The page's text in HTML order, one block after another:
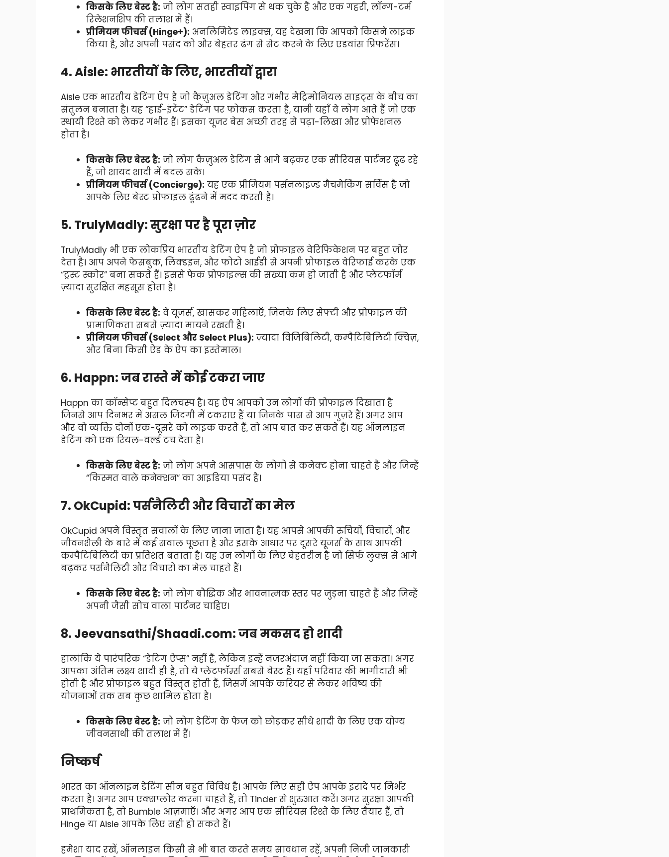
किसके लिए बेस्ट है: जो लोग सतही स्वाइपिंग से थक चुके हैं और एक गहरी, लॉन्ग-टर्म
रिलेशनशिप की तलाश में हैं।
प्रीमियम फीचर्स (Hinge+): अनलिमिटेड लाइक्स, यह देखना कि आपको किसने लाइक
किया है, और अपनी पसंद को और बेहतर ढंग से सेट करने के लिए एडवांस प्रिफरेंस।
4. Aisle: भारतीयों के लिए, भारतीयों द्वारा
Aisle एक भारतीय डेटिंग ऐप है जो कैज़ुअल डेटिंग और गंभीर मैट्रिमोनियल साइट्स के बीच का
संतुलन बनाता है। यह “हाई-इंटेंट” डेटिंग पर फोकस करता है, यानी यहाँ वे लोग आते हैं जो एक
स्थायी रिश्ते को लेकर गंभीर हैं। इसका यूजर बेस अच्छी तरह से पढ़ा-लिखा और प्रोफेशनल
होता है।
किसके लिए बेस्ट है: जो लोग कैज़ुअल डेटिंग से आगे बढ़कर एक सीरियस पार्टनर ढूंढ रहे
हैं, जो शायद शादी में बदल सके।
प्रीमियम फीचर्स (Concierge): यह एक प्रीमियम पर्सनलाइज्ड मैचमेकिंग सर्विस है जो
आपके लिए बेस्ट प्रोफाइल ढूंढने में मदद करती है।
5. TrulyMadly: सुरक्षा पर है पूरा ज़ोर
TrulyMadly भी एक लोकप्रिय भारतीय डेटिंग ऐप है जो प्रोफाइल वेरिफिकेशन पर बहुत ज़ोर
देता है। आप अपने फेसबुक, लिंक्डइन, और फोटो आईडी से अपनी प्रोफाइल वेरिफाई करके एक
“ट्रस्ट स्कोर” बना सकते हैं। इससे फेक प्रोफाइल्स की संख्या कम हो जाती है और प्लेटफॉर्म
ज़्यादा सुरक्षित महसूस होता है।
किसके लिए बेस्ट है: वे यूजर्स, खासकर महिलाएँ, जिनके लिए सेफ्टी और प्रोफाइल की
प्रामाणिकता सबसे ज़्यादा मायने रखती है।
प्रीमियम फीचर्स (Select और Select Plus): ज़्यादा विजिबिलिटी, कम्पैटिबिलिटी क्विज़,
और बिना किसी ऐड के ऐप का इस्तेमाल।
6. Happn: जब रास्ते में कोई टकरा जाए
Happn का कॉन्सेप्ट बहुत दिलचस्प है। यह ऐप आपको उन लोगों की प्रोफाइल दिखाता है
जिनसे आप दिनभर में असल जिंदगी में टकराए हैं या जिनके पास से आप गुज़रे हैं। अगर आप
और वो व्यक्ति दोनों एक-दूसरे को लाइक करते हैं, तो आप बात कर सकते हैं। यह ऑनलाइन
डेटिंग को एक रियल-वर्ल्ड टच देता है।
किसके लिए बेस्ट है: जो लोग अपने आसपास के लोगों से कनेक्ट होना चाहते हैं और जिन्हें
“किस्मत वाले कनेक्शन” का आइडिया पसंद है।
7. OkCupid: पर्सनैलिटी और विचारों का मेल
OkCupid अपने विस्तृत सवालों के लिए जाना जाता है। यह आपसे आपकी रुचियों, विचारों, और
जीवनशैली के बारे में कई सवाल पूछता है और इसके आधार पर दूसरे यूजर्स के साथ आपकी
कम्पैटिबिलिटी का प्रतिशत बताता है। यह उन लोगों के लिए बेहतरीन है जो सिर्फ लुक्स से आगे
बढ़कर पर्सनैलिटी और विचारों का मेल चाहते हैं।
किसके लिए बेस्ट है: जो लोग बौद्धिक और भावनात्मक स्तर पर जुड़ना चाहते हैं और जिन्हें
अपनी जैसी सोच वाला पार्टनर चाहिए।
8. Jeevansathi/Shaadi.com: जब मकसद हो शादी
हालांकि ये पारंपरिक “डेटिंग ऐप्स” नहीं हैं, लेकिन इन्हें नज़रअंदाज़ नहीं किया जा सकता। अगर
आपका अंतिम लक्ष्य शादी ही है, तो ये प्लेटफॉर्म्स सबसे बेस्ट हैं। यहाँ परिवार की भागीदारी भी
होती है और प्रोफाइल बहुत विस्तृत होती हैं, जिसमें आपके करियर से लेकर भविष्य की
योजनाओं तक सब कुछ शामिल होता है।
किसके लिए बेस्ट है: जो लोग डेटिंग के फेज को छोड़कर सीधे शादी के लिए एक योग्य
जीवनसाथी की तलाश में हैं।
निष्कर्ष
भारत का ऑनलाइन डेटिंग सीन बहुत विविध है। आपके लिए सही ऐप आपके इरादे पर निर्भर
करता है। अगर आप एक्सप्लोर करना चाहते हैं, तो Tinder से शुरुआत करें। अगर सुरक्षा आपकी
प्राथमिकता है, तो Bumble आज़माएँ। और अगर आप एक सीरियस रिश्ते के लिए तैयार हैं, तो
Hinge या Aisle आपके लिए सही हो सकते हैं।
हमेशा याद रखें, ऑनलाइन किसी से भी बात करते समय सावधान रहें, अपनी निजी जानकारी